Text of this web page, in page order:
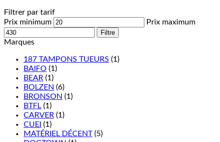
Filtrer par tarif
Prix minimum
Prix maximum
Filtre
Marques
187 TAMPONS TUEURS (1)
BAIFO (1)
BEAR (1)
BOLZEN (6)
BRONSON (1)
BTFL (1)
CARVER (1)
CUEI (1)
MATÉRIEL DÉCENT (5)